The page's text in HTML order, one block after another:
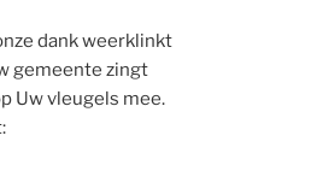
dank weerklinkt
gemeente zingt
Uw vleugels mee.